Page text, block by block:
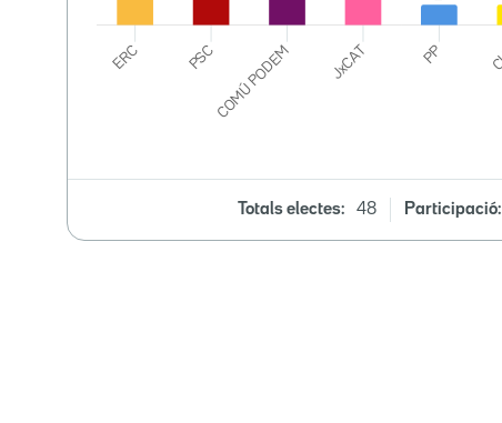
Totals electes: 48 Participació: